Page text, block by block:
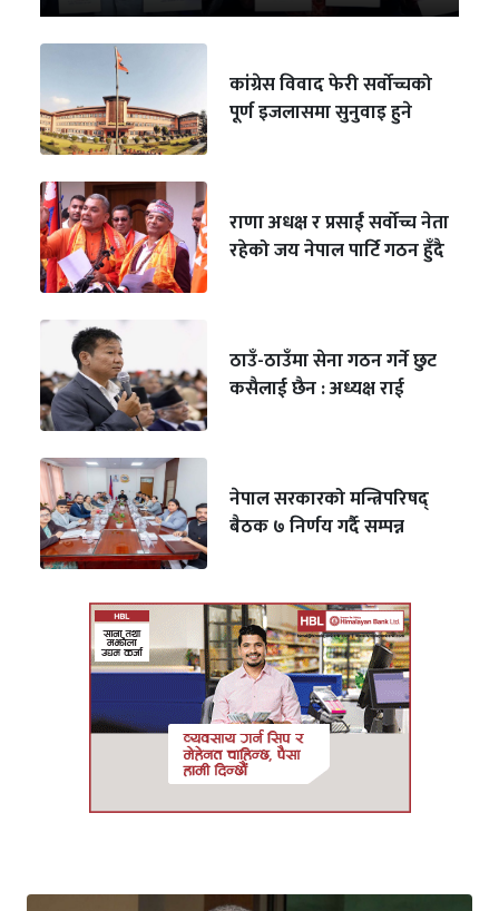
कांग्रेस विवाद फेरी सर्वोच्चको
पूर्ण इजलासमा सुनुवाइ हुने
राणा अधक्ष र प्रसाईं सर्वोच्च नेता
रहेको जय नेपाल पार्टि गठन हुँदै
ठाउँ-ठाउँमा सेना गठन गर्ने छुट
कसैलाई छैन : अध्यक्ष राई
नेपाल सरकारको मन्त्रिपरिषद्
बैठक ७ निर्णय गर्दै सम्पन्न